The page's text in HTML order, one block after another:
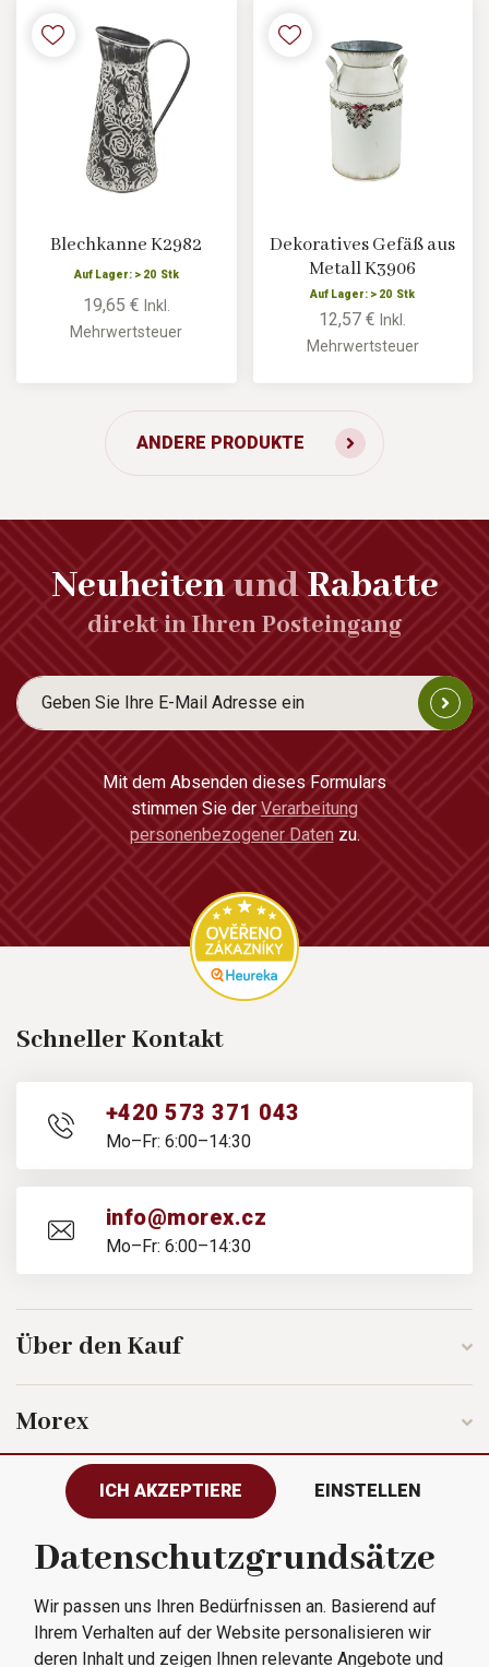
Blechkanne K2982
Auf Lager: > 20 Stk
19,65 € Inkl.
Mehrwertsteuer
Dekoratives Gefäß aus
Metall K3906
Auf Lager: > 20 Stk
12,57 €Inkl.
Mehrwertsteuer
ANDERE PRODUKTE
NeuheitenundRabatte
direkt in Ihren Posteingang
Mit dem Absenden dieses Formulars
stimmen Sie der Verarbeitung
personenbezogener Daten zu.
Schneller Kontakt
+420 573 371 043
Mo–Fr: 6:00–14:30
info@morex.cz
Mo–Fr: 6:00–14:30
Über den Kauf
Morex
Folgen Sie uns
Alle Rechte vorbehalten © 2023
Morex, spol. s r.o.
ICH AKZEPTIERE EINSTELLEN
Datenschutzgrundsätze
Wir passen uns Ihren Bedürfnissen an. Basierend auf
Ihrem Verhalten auf der Website personalisieren wir
deren Inhalt und zeigen Ihnen relevante Angebote und